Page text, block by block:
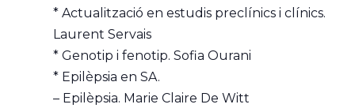
* Actualització en estudis preclínics i clínics.
Laurent Servais
* Genotip i fenotip. Sofia Ourani
* Epilèpsia en SA.
– Epilèpsia. Marie Claire De Witt